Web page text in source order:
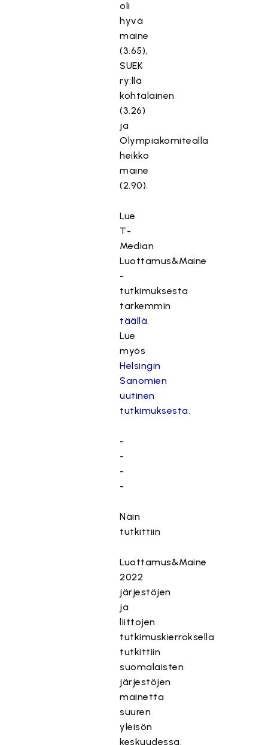
oli
hyvä
maine
(3.65),
SUEK
ry:llä
kohtalainen
(3.26)
ja
Olympiakomitealla
heikko
maine
(2.90).
Lue
T-
Median
Luottamus&Maine
-
tutkimuksesta
tarkemmin
täällä.
Lue
myös
Helsingin
Sanomien
uutinen
tutkimuksesta.
-
-
-
-
Näin
tutkittiin
Luottamus&Maine
2022
järjestöjen
ja
liittojen
tutkimuskierroksella
tutkittiin
suomalaisten
järjestöjen
mainetta
suuren
yleisön
keskuudessa.